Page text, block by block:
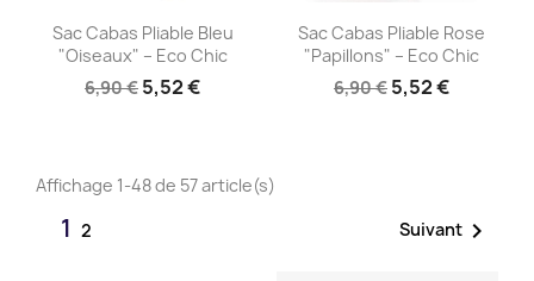
Aperçu rapide
Sac Cabas Pliable Bleu
"Oiseaux" – Eco Chic
6,90 € 5,52 €
Aperçu rapide
Sac Cabas Pliable Rose
"Papillons" – Eco Chic
6,90 € 5,52 €
Affichage 1-48 de 57 article(s)
1 2 Suivant 